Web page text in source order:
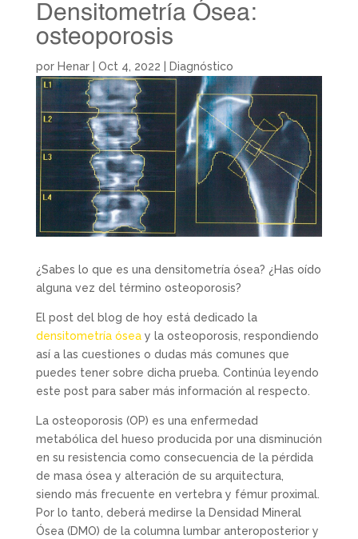
Densitometría Ósea:
osteoporosis
por Henar| Oct 4, 2022 | Diagnóstico
¿Sabes lo que es una densitometría ósea? ¿Has oído
alguna vez del término osteoporosis?
El post del blog de hoy está dedicado la
densitometría óseay la osteoporosis, respondiendo
así a las cuestiones o dudas más comunes que
puedes tener sobre dicha prueba. Continúa leyendo
este post para saber más información al respecto.
La osteoporosis (OP) es una enfermedad
metabólica del hueso producida por una disminución
en su resistencia como consecuencia de la pérdida
de masa ósea y alteración de su arquitectura,
siendo más frecuente en vertebra y fémur proximal.
Por lo tanto, deberá medirse la Densidad Mineral
Ósea (DMO) de la columna lumbar anteroposterior y